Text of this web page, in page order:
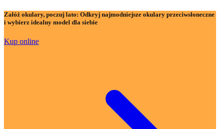
Załóż okulary, poczuj lato: Odkryj najmodniejsze okulary przeciwsłoneczne
i wybierz idealny model dla siebie
Kup online